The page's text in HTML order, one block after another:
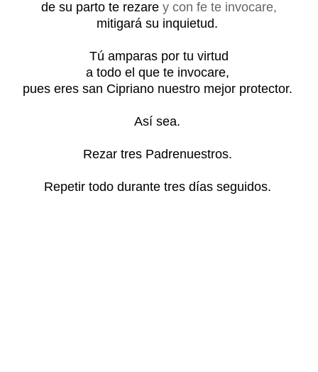
de su parto te rezare y con fe te invocare,
mitigará su inquietud.
Tú amparas por tu virtud
a todo el que te invocare,
pues eres san Cipriano nuestro mejor protector.
Así sea.
Rezar tres Padrenuestros.
Repetir todo durante tres días seguidos.